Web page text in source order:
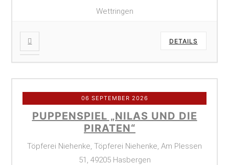
Wettringen
DETAILS
06 SEPTEMBER 2026
PUPPENSPIEL „NILAS UND DIE
PIRATEN“
Töpferei Niehenke, Töpferei Niehenke, Am Plessen
51, 49205 Hasbergen